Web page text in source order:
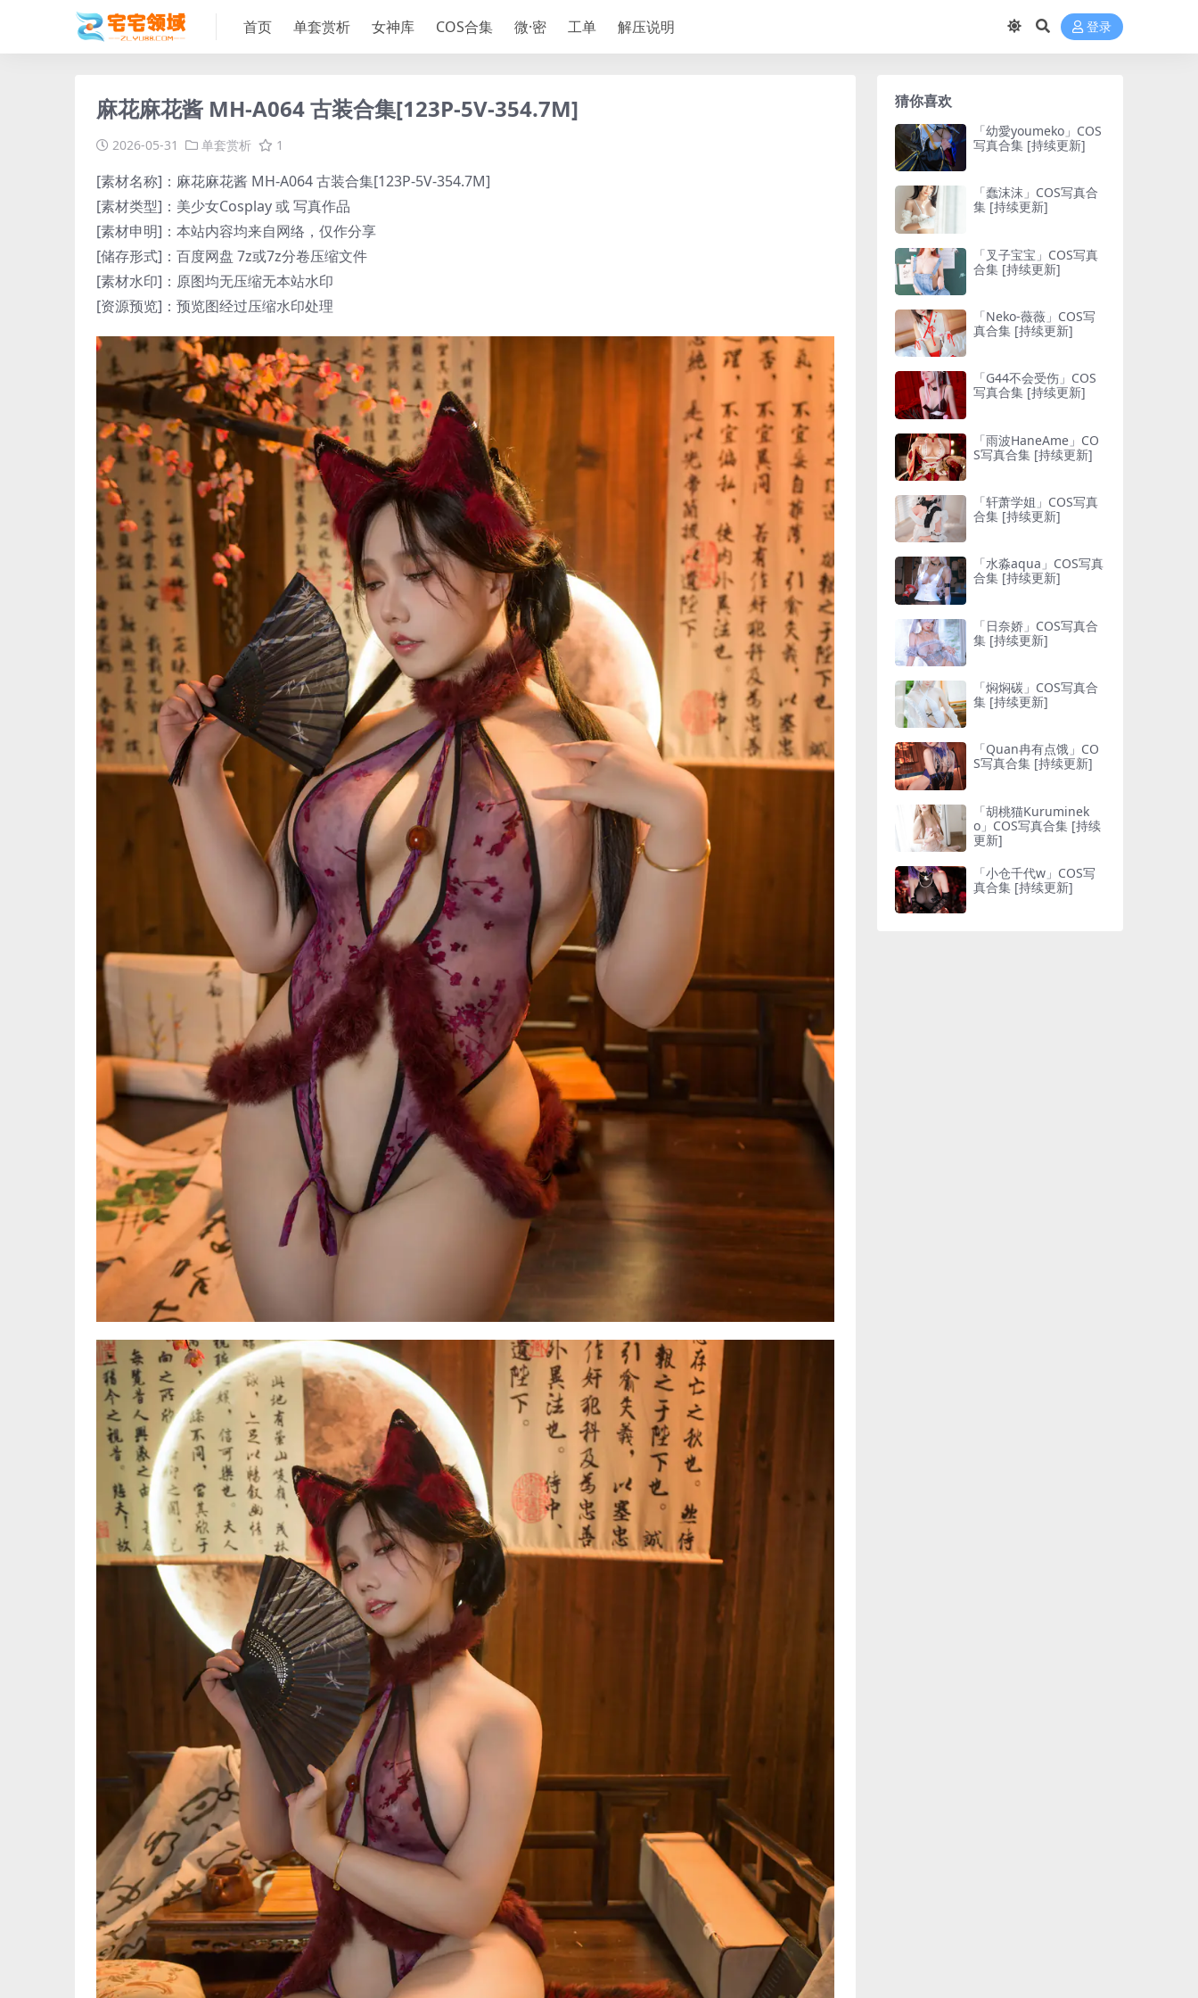
首页 单套赏析 女神库 COS合集 微·密 工单 解压说明 登录
麻花麻花酱 MH-A064 古装合集[123P-5V-354.7M]
2026-05-31 单套赏析 1
[素材名称]：麻花麻花酱 MH-A064 古装合集[123P-5V-354.7M]
[素材类型]：美少女Cosplay 或 写真作品
[素材申明]：本站内容均来自网络，仅作分享
[储存形式]：百度网盘 7z或7z分卷压缩文件
[素材水印]：原图均无压缩无本站水印
[资源预览]：预览图经过压缩水印处理
猜你喜欢
「幼愛youmeko」COS
写真合集 [持续更新]
「蠢沫沫」COS写真合
集 [持续更新]
「叉子宝宝」COS写真
合集 [持续更新]
「Neko-薇薇」COS写
真合集 [持续更新]
「G44不会受伤」COS
写真合集 [持续更新]
「雨波HaneAme」CO
S写真合集 [持续更新]
「轩萧学姐」COS写真
合集 [持续更新]
「水淼aqua」COS写真
合集 [持续更新]
「日奈娇」COS写真合
集 [持续更新]
「焖焖碳」COS写真合
集 [持续更新]
「Quan冉有点饿」CO
S写真合集 [持续更新]
「胡桃猫Kuruminek
o」COS写真合集 [持续
更新]
「小仓千代w」COS写
真合集 [持续更新]